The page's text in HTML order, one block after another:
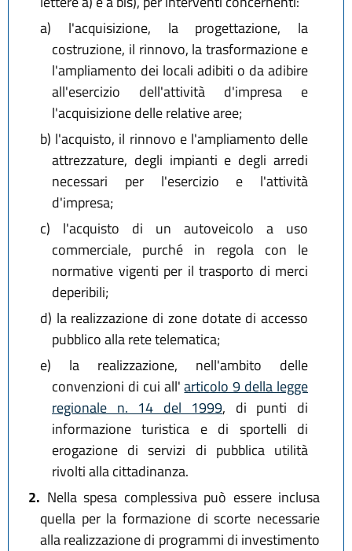
a) l'acquisizione, la progettazione, la
costruzione, il rinnovo, la trasformazione e
l'ampliamento dei locali adibiti o da adibire
all'esercizio dell'attività d'impresa e
l'acquisizione delle relative aree;
b) l'acquisto, il rinnovo e l'ampliamento delle
attrezzature, degli impianti e degli arredi
necessari per l'esercizio e l'attività
d'impresa;
c) l'acquisto di un autoveicolo a uso
commerciale, purché in regola con le
normative vigenti per il trasporto di merci
deperibili;
d) la realizzazione di zone dotate di accesso
pubblico alla rete telematica;
e) la realizzazione, nell'ambito delle
convenzioni di cui all'articolo 9 della legge
regionale n. 14 del 1999, di punti di
informazione turistica e di sportelli di
erogazione di servizi di pubblica utilità
rivolti alla cittadinanza.
2. Nella spesa complessiva può essere inclusa
quella per la formazione di scorte necessarie
alla realizzazione di programmi di investimento